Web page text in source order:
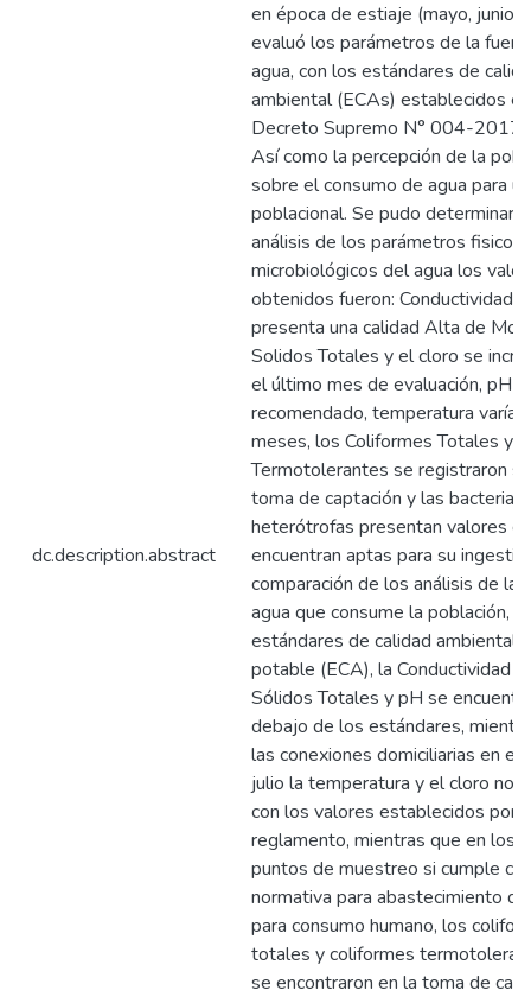
dc.description.abstract
en época de estiaje (mayo, junio
evaluó los parámetros de la
agua, con los estándares de
ambiental (ECAs) establecidos
Decreto Supremo N° 004-
Así como la percepción de la
sobre el consumo de agua para
poblacional. Se pudo determinar
análisis de los parámetros
microbiológicos del agua los
obtenidos fueron: Conductividad
presenta una calidad Alta de
Solidos Totales y el cloro se
el último mes de evaluación, pH
recomendado, temperatura varía
meses, los Coliformes Totales y
Termotolerantes se registraron
toma de captación y las bacterias
heterótrofas presentan valores
encuentran aptas para su
comparación de los análisis de la
agua que consume la población,
estándares de calidad ambiental
potable (ECA), la Conductividad
Sólidos Totales y pH se
debajo de los estándares,
las conexiones domiciliarias en el
julio la temperatura y el cloro no
con los valores establecidos por
reglamento, mientras que en los
puntos de muestreo si cumple
normativa para abastecimiento
para consumo humano, los
totales y coliformes
se encontraron en la toma de